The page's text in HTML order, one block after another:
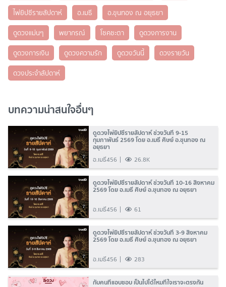
ไพ่ยิปซีรายสัปดาห์
อ.เมธี
อ.ขุนทอง ณ อยุธยา
ดูดวงแม่นๆ
พยากรณ์ โชคชะตา
ดูดวงการงาน
ดูดวงการเงิน
ดูดวงความรัก ดูดวงวันนี้
ดวงรายวัน
ดวงประจำสัปดาห์
บทความน่าสนใจอื่นๆ
ดูดวงไพ่ยิปซีรายสัปดาห์ ช่วงวันที่ 9-15
กุมภาพันธ์ 2569 โดย อ.เมธี ศิษย์ อ.ขุนทอง ณ
อยุธยา
อ.เมธี456 26.8K
ดูดวงไพ่ยิปซีรายสัปดาห์ ช่วงวันที่ 10-16 สิงหาคม
2569 โดย อ.เมธี ศิษย์ อ.ขุนทอง ณ อยุธยา
อ.เมธี456 61
ดูดวงไพ่ยิปซีรายสัปดาห์ ช่วงวันที่ 3-9 สิงหาคม
2569 โดย อ.เมธี ศิษย์ อ.ขุนทอง ณ อยุธยา
อ.เมธี456 283
กับคนที่แอบชอบ เป็นไปได้ไหมที่ใจเราจะตรงกัน